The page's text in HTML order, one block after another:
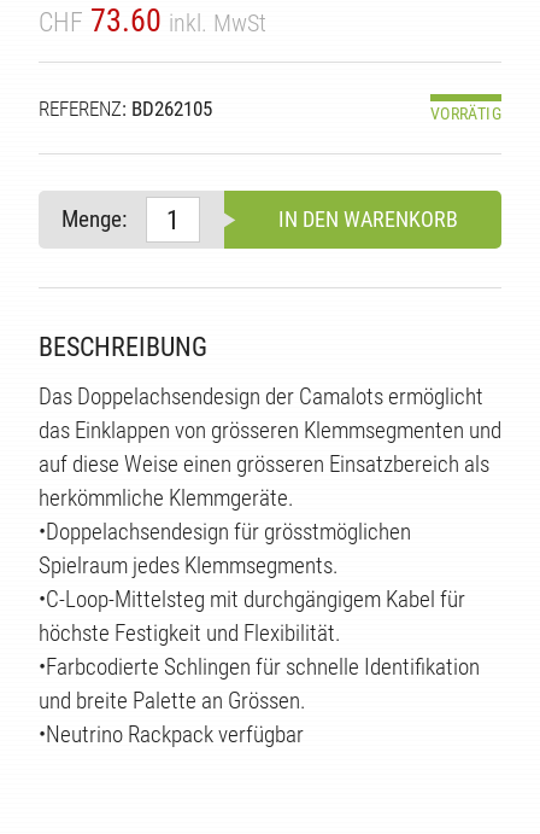
CHF 73.60 inkl. MwSt
REFERENZ: BD262105 VORRÄTIG
Menge: IN DEN WARENKORB
BESCHREIBUNG
Das Doppelachsendesign der Camalots ermöglicht
das Einklappen von grösseren Klemmsegmenten und
auf diese Weise einen grösseren Einsatzbereich als
herkömmliche Klemmgeräte.
•Doppelachsendesign für grösstmöglichen
Spielraum jedes Klemmsegments.
•C-Loop-Mittelsteg mit durchgängigem Kabel für
höchste Festigkeit und Flexibilität.
•Farbcodierte Schlingen für schnelle Identifikation
und breite Palette an Grössen.
•Neutrino Rackpack verfügbar